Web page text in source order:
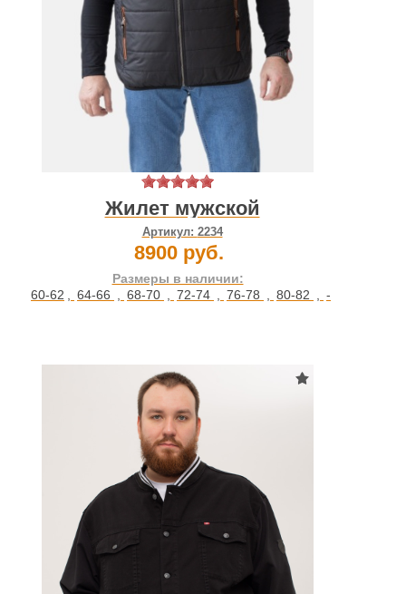
Жилет мужской
Артикул: 2234
8900 руб.
Размеры в наличии:
60-62 , 64-66 , 68-70 , 72-74 , 76-78 , 80-82 , -